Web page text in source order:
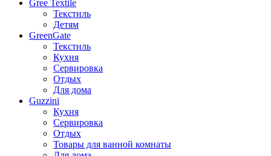
Gree Textile
Текстиль
Детям
GreenGate
Текстиль
Кухня
Сервировка
Отдых
Для дома
Guzzini
Кухня
Сервировка
Отдых
Товары для ванной комнаты